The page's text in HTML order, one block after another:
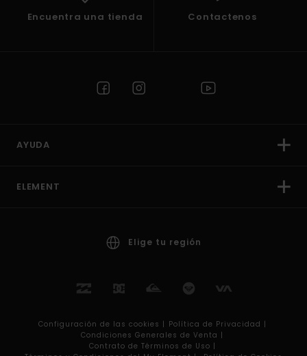
Encuentra una tienda Contactenos
AYUDA
ELEMENT
Elige tu región
Configuración de las cookies | Política de Privacidad |
Condiciones Generales de Venta |
Contrato de Términos de Uso |